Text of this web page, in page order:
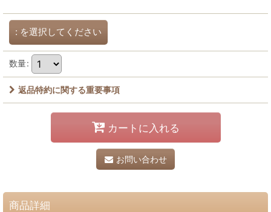
: を選択してください
数量:
返品特約に関する重要事項
カートに入れる
お問い合わせ
商品詳細